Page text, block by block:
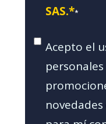
SAS.**
Acepto el
novedades